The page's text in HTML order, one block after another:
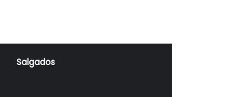
Salgados